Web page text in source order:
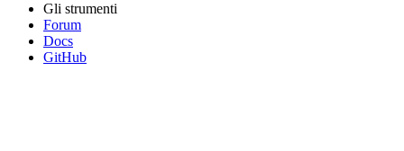
Gli strumenti
Forum
Docs
GitHub